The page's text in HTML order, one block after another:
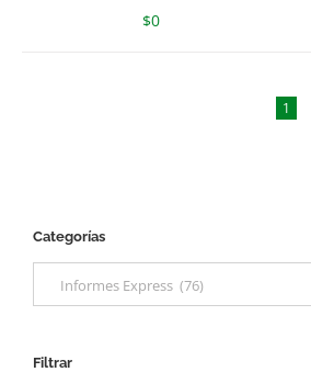
$0
1
Categorías
Informes Express (76)
Filtrar